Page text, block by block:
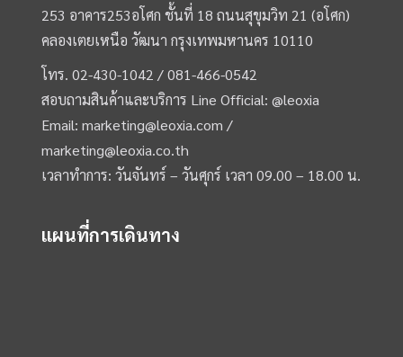
253 อาคาร253อโศก ชั้นที่ 18 ถนนสุขุมวิท 21 (อโศก)
คลองเตยเหนือ วัฒนา กรุงเทพมหานคร 10110
โทร.02-430-1042 /081-466-0542
สอบถามสินค้าและบริการ Line Official:@leoxia
Email:marketing@leoxia.com /
marketing@leoxia.co.th
เวลาทำการ: วันจันทร์ – วันศุกร์ เวลา 09.00 – 18.00 น.
แผนที่การเดินทาง